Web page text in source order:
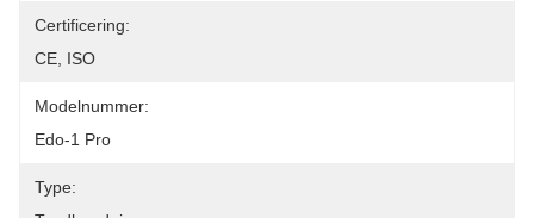
Certificering:
CE, ISO
Modelnummer:
Edo-1 Pro
Type: